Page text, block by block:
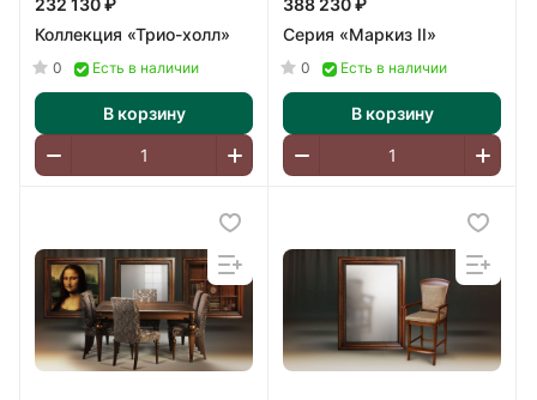
232 130 ₽
Коллекция «Трио-холл»
0 Есть в наличии
В корзину
388 230 ₽
Серия «Маркиз II»
0 Есть в наличии
В корзину